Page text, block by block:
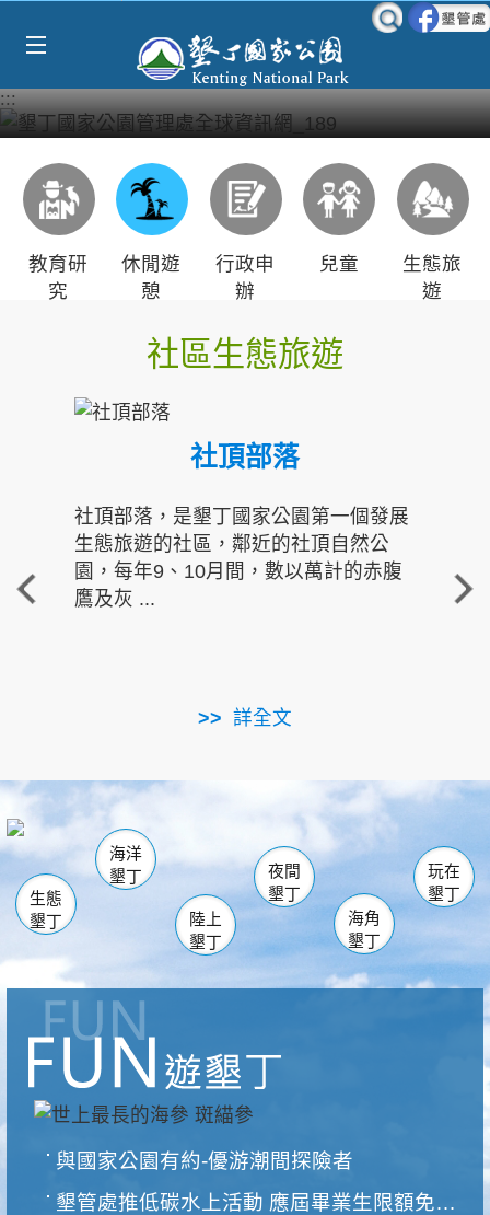
:::
教育研
究
休閒遊
憩
行政申
辦
兒童
生態旅
遊
社區生態旅遊
社頂部落
社頂部落，是墾丁國家公園第一個發展
生態旅遊的社區，鄰近的社頂自然公
園，每年9、10月間，數以萬計的赤腹
鷹及灰 ...
詳全文
重
走進
南仁湖
海生館
恆春 佳樂水
龍鑾潭自然中心 森林遊樂區
瓊麻館
關山 墾管處遊客中心
社頂公園 風吹沙
船帆石
白砂 龍磐公園
香蕉灣
砂島
鵝鑾鼻
生態
墾丁
海洋
墾丁
陸上
墾丁
夜間
墾丁
海角
墾丁
玩在
墾丁
與國家公園有約-優游潮間探險者
墾管處推低碳水上活動 應屆畢業生限額免費參加